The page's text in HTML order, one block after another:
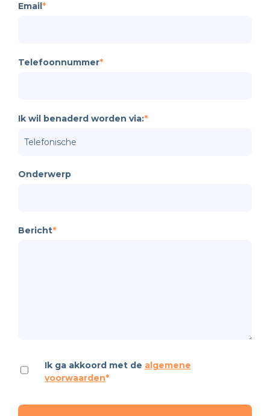
Email *
Telefoonnummer*
Ik wil benaderd worden via:*
Onderwerp
Bericht*
Ik ga akkoord met de algemene
voorwaarden*